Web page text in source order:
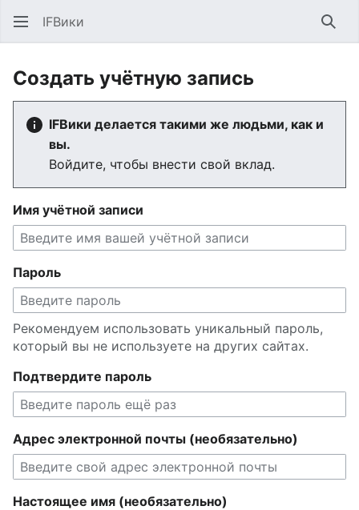
IFВики
Создать учётную запись
IFВики делается такими же людьми, как и
вы.
Войдите, чтобы внести свой вклад.
Имя учётной записи
Пароль
Рекомендуем использовать уникальный пароль,
который вы не используете на других сайтах.
Подтвердите пароль
Адрес электронной почты (необязательно)
Настоящее имя (необязательно)